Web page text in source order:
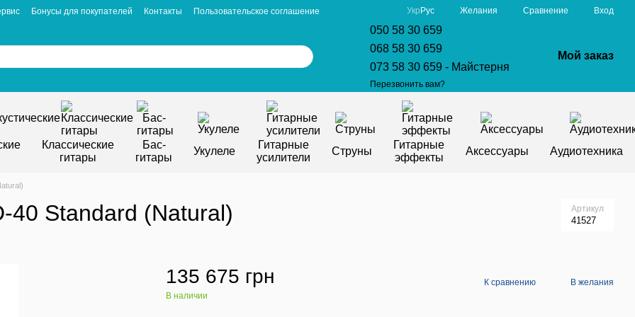
Бонусы для покупателей Контакты
Пользовательское соглашение
Укр Рус Желания Сравнение Вход
050 58 30 659
068 58 30 659
073 58 30 659 - Майстерня
Перезвонить вам?
Мой заказ
Классические
гитары
Бас-
гитары
Укулеле
Гитарные
усилители
Струны
Гитарные
эффекты
Аксессуары Аудиотехника
40 Standard (Natural) Артикул
41527
135 675 грн
В наличии
К сравнению В желания